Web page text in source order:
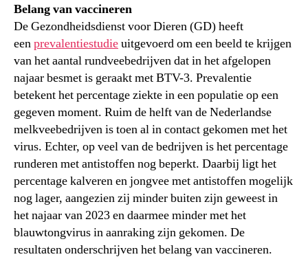
Belang van vaccineren
De Gezondheidsdienst voor Dieren (GD) heeft
eenprevalentiestudieuitgevoerd om een beeld te krijgen
van het aantal rundveebedrijven dat in het afgelopen
najaar besmet is geraakt met BTV-3. Prevalentie
betekent het percentage ziekte in een populatie op een
gegeven moment. Ruim de helft van de Nederlandse
melkveebedrijven is toen al in contact gekomen met het
virus. Echter, op veel van de bedrijven is het percentage
runderen met antistoffen nog beperkt. Daarbij ligt het
percentage kalveren en jongvee met antistoffen mogelijk
nog lager, aangezien zij minder buiten zijn geweest in
het najaar van 2023 en daarmee minder met het
blauwtongvirus in aanraking zijn gekomen. De
resultaten onderschrijven het belang van vaccineren.